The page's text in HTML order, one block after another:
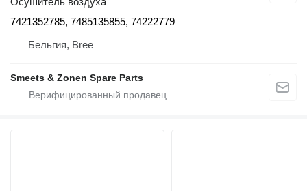
7421352785, 7485135855, 74222779
Бельгия, Bree
Smeets & Zonen Spare Parts